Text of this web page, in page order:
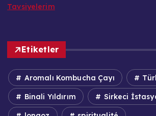
Tavsiyelerim
Etiketler
Aromalı Kombucha Çayı
Binali Yıldırım Sirkeci